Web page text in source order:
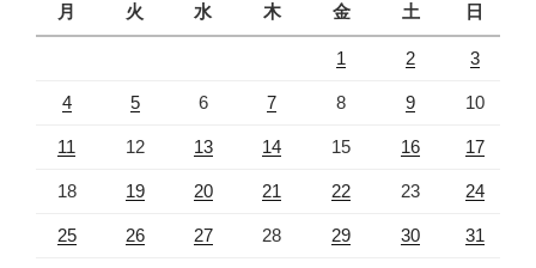
月
火 水 木 金 土 日
1 2 3
4 5 6 7 8 9 10
11 12 13 14 15 16 17
18 19 20 21 22 23 24
25 26 27 28 29 30 31